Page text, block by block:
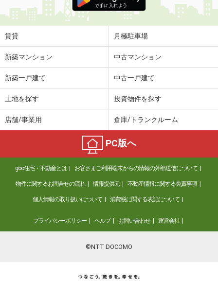
賃貸 月極駐車場
新築マンション 中古マンション
新築一戸建て 中古一戸建て
土地を探す 投資物件を探す
店舗/事業用 倉庫/トランクルーム
PC版へ
goo住宅・不動産とは お客さまご利用端末からの情報の外部送信について
物件に関するお問合せの流れ 情報提供元 不動産情報に関する免責事項
個人情報の取り扱いについて 消費税に関する表記について
プライバシーポリシー ヘルプ お問い合わせ 運営会社
©NTT DOCOMO